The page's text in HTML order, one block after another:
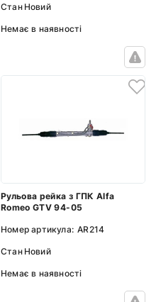
Стан Новий
Немає в наявності
Рульова рейка з ГПК Alfa
Romeo GTV 94-05
Номер артикула: AR214
Стан Новий
Немає в наявності